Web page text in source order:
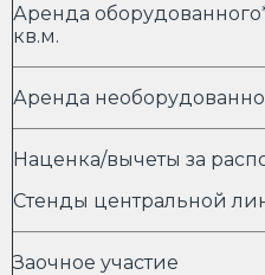
Аренда
кв.м.
Аренда
Наценка/вычеты за
Стенды центральной
Заочное участие